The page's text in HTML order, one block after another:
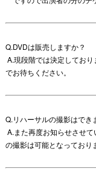
Q.DVDは販売しますか？
A.現段階では決定してお
でお待ちください。
Q.リハーサルの撮影はでき
A.また再度お知らせさせ
の撮影は可能となっており